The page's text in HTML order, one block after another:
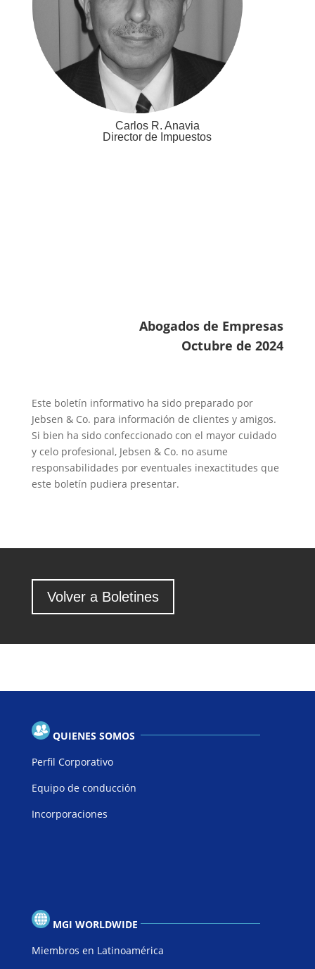
Carlos R. Anavia
Director de Impuestos
Abogados de Empresas
Octubre de 2024
Este boletín informativo ha sido preparado por
Jebsen & Co. para información de clientes y amigos.
Si bien ha sido confeccionado con el mayor cuidado
y celo profesional, Jebsen & Co. no asume
responsabilidades por eventuales inexactitudes que
este boletín pudiera presentar.
Volver a Boletines
QUIENES SOMOS
Perfil Corporativo
Equipo de conducción
Incorporaciones
MGI WORLDWIDE
Miembros en Latinoamérica